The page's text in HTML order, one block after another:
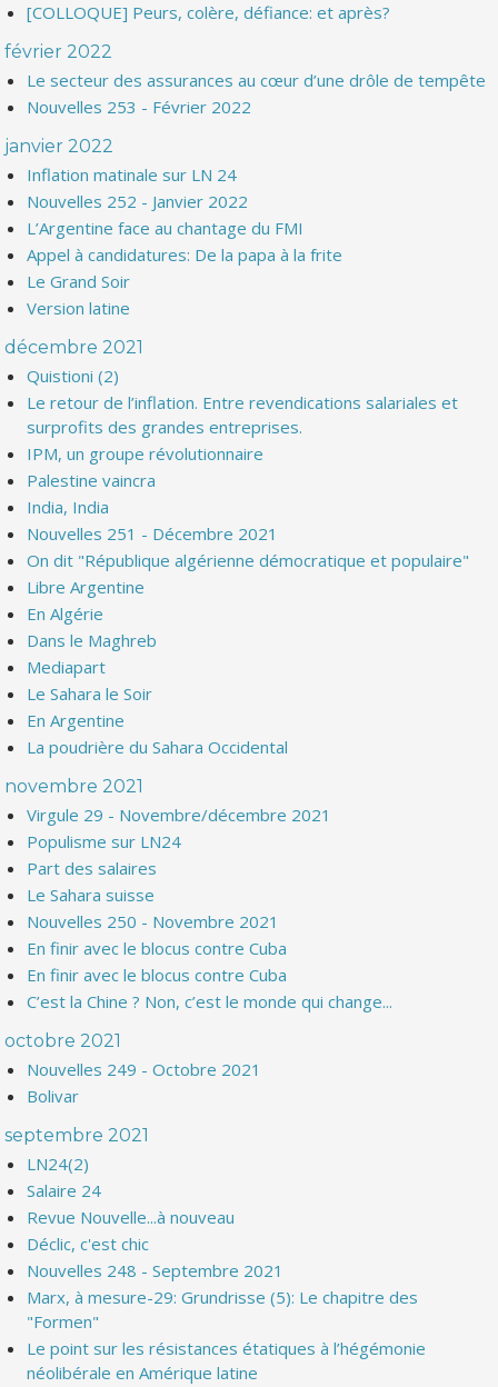
[COLLOQUE] Peurs, colère, défiance: et après?
février 2022
Le secteur des assurances au cœur d’une drôle de tempête
Nouvelles 253 - Février 2022
janvier 2022
Inflation matinale sur LN 24
Nouvelles 252 - Janvier 2022
L’Argentine face au chantage du FMI
Appel à candidatures: De la papa à la frite
Le Grand Soir
Version latine
décembre 2021
Quistioni (2)
Le retour de l’inflation. Entre revendications salariales et
surprofits des grandes entreprises.
IPM, un groupe révolutionnaire
Palestine vaincra
India, India
Nouvelles 251 - Décembre 2021
On dit "République algérienne démocratique et populaire"
Libre Argentine
En Algérie
Dans le Maghreb
Mediapart
Le Sahara le Soir
En Argentine
La poudrière du Sahara Occidental
novembre 2021
Virgule 29 - Novembre/décembre 2021
Populisme sur LN24
Part des salaires
Le Sahara suisse
Nouvelles 250 - Novembre 2021
En finir avec le blocus contre Cuba
En finir avec le blocus contre Cuba
C’est la Chine ? Non, c’est le monde qui change...
octobre 2021
Nouvelles 249 - Octobre 2021
Bolivar
septembre 2021
LN24(2)
Salaire 24
Revue Nouvelle...à nouveau
Déclic, c'est chic
Nouvelles 248 - Septembre 2021
Marx, à mesure-29: Grundrisse (5): Le chapitre des
"Formen"
Le point sur les résistances étatiques à l’hégémonie
néolibérale en Amérique latine